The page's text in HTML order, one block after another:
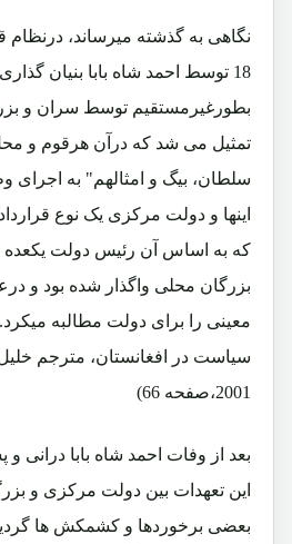
نگاهی به گذشته میرساند، درنظام
18 توسط احمد شاه بابا بنیان
بطورغیرمستقیم توسط سران و
تمثیل می شد که درآن هرقوم و
سلطان، بیگ و امثالهم" به اجرای
اینها و دولت مرکزی یک نوع
که به اساس آن رئیس دولت یکعده
بزرگان محلی واگذار شده بود و
معینی را برای دولت مطالبه
سیاست در افغانستان، مترجم خلیل
2001،صفحه 66)
بعد از وفات احمد شاه بابا درانی
این تعهدات بین دولت مرکزی و